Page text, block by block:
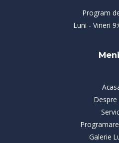
Program
Luni - Vineri
Despre
Galerie